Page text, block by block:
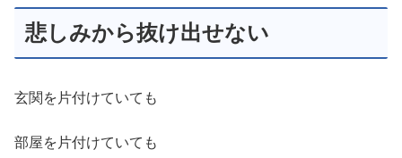
悲しみから抜け出せない
玄関を片付けていても
部屋を片付けていても